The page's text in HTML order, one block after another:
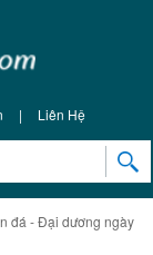
| Liên Hệ
đá - Đại dương ngày